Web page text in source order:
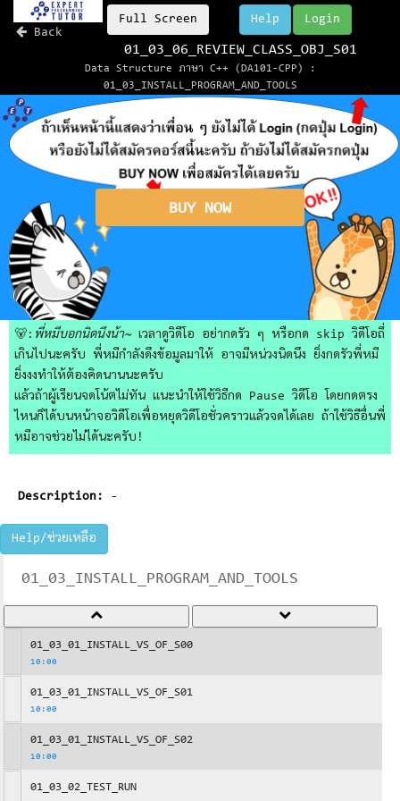
Back
Full Screen Login
Help
01_03_06_REVIEW_CLASS_OBJ_S01
Data Structure ภาษา C++ (DA101-CPP) :
01_03_INSTALL_PROGRAM_AND_TOOLS
BUY NOW
🐻: พี่หมีบอกนิดนึงน้า~เวลาดูวิดีโอ อย่ากดรัว ๆ หรือกด skip วิดีโอถี่
เกินไปนะครับ พี่หมีกำลังดึงข้อมูลมาให้ อาจมีหน่วงนิดนึง ยิ่งกดรัวพี่หมี
ยิ่งงงทำให้ต้องคิดนานนะครับ
แล้วถ้าผู้เรียนจดโน้ตไม่ทัน แนะนำให้ใช้วิธีกด Pause วิดีโอ โดยกดตรง
ไหนก็ได้บนหน้าจอวิดีโอเพื่อหยุดวิดีโอชั่วคราวแล้วจดได้เลย ถ้าใช้วิธีอื่นพี่
หมีอาจช่วยไม่ได้นะครับ!
Description: -
Help/ช่วยเหลือ
01_03_INSTALL_PROGRAM_AND_TOOLS
01_03_01_INSTALL_VS_OF_S00
10:00
01_03_01_INSTALL_VS_OF_S01
10:00
01_03_01_INSTALL_VS_OF_S02
10:00
01_03_02_TEST_RUN